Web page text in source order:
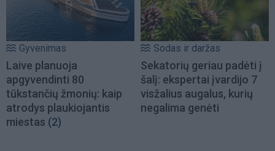
Gyvenimas
Laive planuoja
apgyvendinti 80
tūkstančių žmonių: kaip
atrodys plaukiojantis
miestas (2)
Sodas ir daržas
Sekatorių geriau padėti į
šalį: ekspertai įvardijo 7
visžalius augalus, kurių
negalima genėti